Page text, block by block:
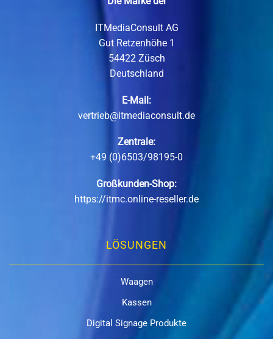
ITMediaConsult AG
Gut Retzenhöhe 1
54422 Züsch
Deutschland
E-Mail:
vertrieb@itmediaconsult.de
Zentrale:
+49 (0)6503/98195-0
Großkunden-Shop:
https://itmc.online-reseller.de
LÖSUNGEN
Waagen
Kassen
Digital Signage Produkte